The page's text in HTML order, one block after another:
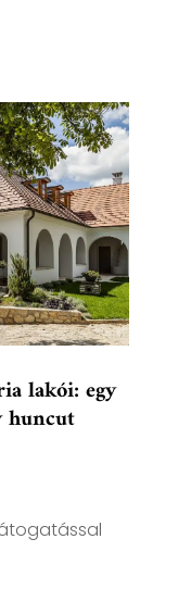
lakói: egy
huncut